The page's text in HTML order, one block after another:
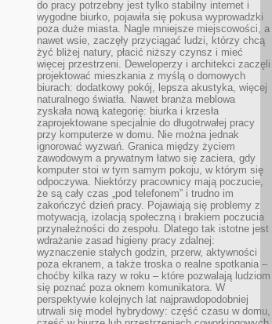
do pracy potrzebny jest tylko stabilny internet i
wygodne biurko, pojawiła się pokusa wyprowadzki
poza duże miasta. Nagle mniejsze miejscowości, a
nawet wsie, zaczęły przyciągać ludzi, którzy chcą
żyć bliżej natury, płacić niższy czynsz i mieć
więcej przestrzeni. Deweloperzy i architekci zaczęli
projektować mieszkania z myślą o domowych
biurach: dodatkowy pokój, lepsza akustyka, więcej
naturalnego światła. Nawet branża meblowa
zyskała nową kategorię: biurka i krzesła
zaprojektowane specjalnie do długotrwałej pracy
przy komputerze w domu. Nie można jednak
ignorować wyzwań. Granica między życiem
zawodowym a prywatnym łatwo się zaciera, gdy
komputer stoi w tym samym pokoju, w którym się
odpoczywa. Niektórzy pracownicy mają poczucie,
że są cały czas „pod telefonem” i trudno im
zakończyć dzień pracy. Pojawiają się problemy z
motywacją, izolacją społeczną i brakiem poczucia
przynależności do zespołu. Dlatego tak istotne jest
wdrażanie zasad higieny pracy zdalnej:
wyznaczenie stałych godzin, przerw, aktywności
poza ekranem, a także troska o realne spotkania –
choćby kilka razy w roku – które pozwalają ludziom
się poznać poza oknem komunikatora. W
perspektywie kolejnych lat najprawdopodobniej
utrwali się model hybrydowy: część czasu w domu,